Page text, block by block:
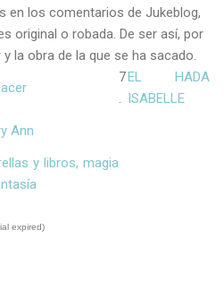
en los comentarios de Jukeblog,
original o robada. De ser así, por
la obra de la que se ha sacado.
7
.
EL HADA
ISABELLE
Ann
y libros, magia
expired)